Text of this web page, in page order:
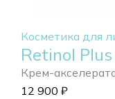
Косметика для
Retinol Plus
Крем-
12 900 ₽